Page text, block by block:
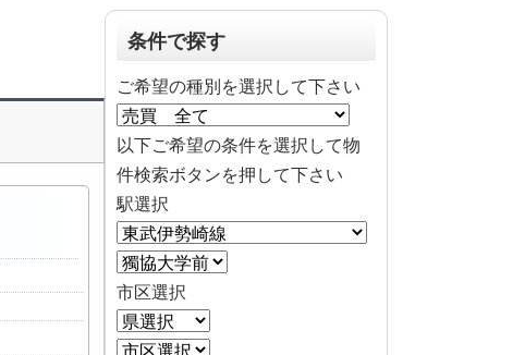
条件で探す
ご希望の種別を選択して下さい
以下ご希望の条件を選択して物
件検索ボタンを押して下さい
駅選択
市区選択